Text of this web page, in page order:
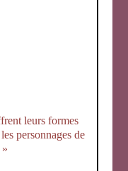
leurs formes
personnages de